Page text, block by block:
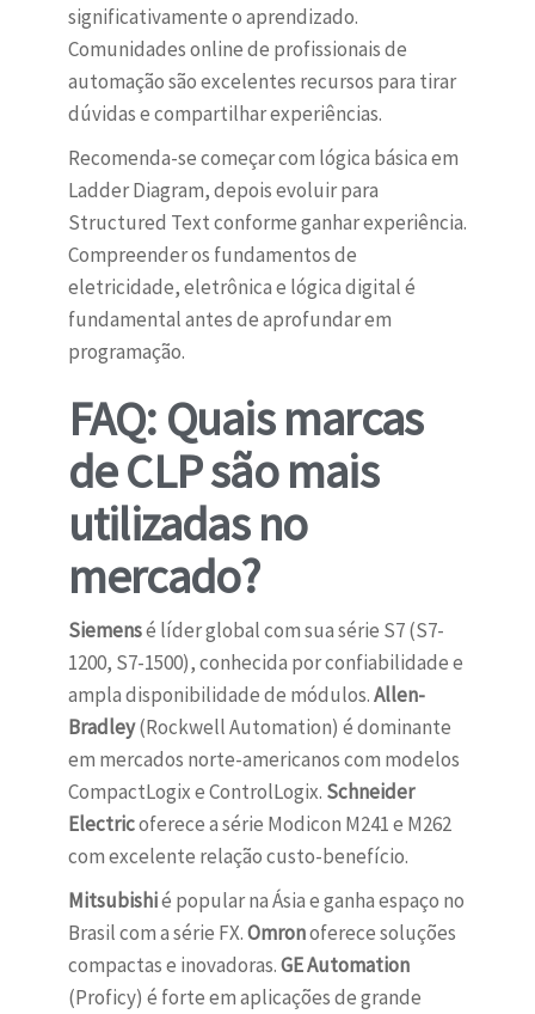
significativamente o aprendizado.
Comunidades online de profissionais de
automação são excelentes recursos para tirar
dúvidas e compartilhar experiências.
Recomenda-se começar com lógica básica em
Ladder Diagram, depois evoluir para
Structured Text conforme ganhar experiência.
Compreender os fundamentos de
eletricidade, eletrônica e lógica digital é
fundamental antes de aprofundar em
programação.
FAQ: Quais marcas
de CLP são mais
utilizadas no
mercado?
Siemensé líder global com sua série S7 (S7-
1200, S7-1500), conhecida por confiabilidade e
ampla disponibilidade de módulos.Allen-
Bradley(Rockwell Automation) é dominante
em mercados norte-americanos com modelos
CompactLogix e ControlLogix. Schneider
Electricoferece a série Modicon M241 e M262
com excelente relação custo-benefício.
Mitsubishié popular na Ásia e ganha espaço no
Brasil com a série FX.Omronoferece soluções
compactas e inovadoras.GE Automation
(Proficy) é forte em aplicações de grande